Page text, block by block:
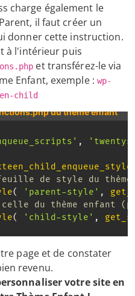
charge également le
il faut créer un
donner cette instruction.
à l'intérieur puis
et transférez-le via
Enfant, exemple : wp-
child
du thème enfant
,
de style du thème
( 'parent-style' ,
du thème enfant
( 'child-style' ,
page et de constater
revenu.
votre site en